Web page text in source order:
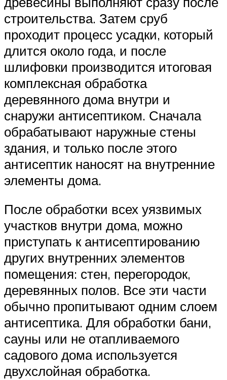
строительства. Затем сруб
проходит процесс усадки, который
длится около года, и после
шлифовки производится итоговая
комплексная обработка
деревянного дома внутри и
снаружи антисептиком. Сначала
обрабатывают наружные стены
здания, и только после этого
антисептик наносят на внутренние
элементы дома.
После обработки всех уязвимых
участков внутри дома, можно
приступать к антисептированию
других внутренних элементов
помещения: стен, перегородок,
деревянных полов. Все эти части
обычно пропитывают одним слоем
антисептика. Для обработки бани,
сауны или не отапливаемого
садового дома используется
двухслойная обработка.